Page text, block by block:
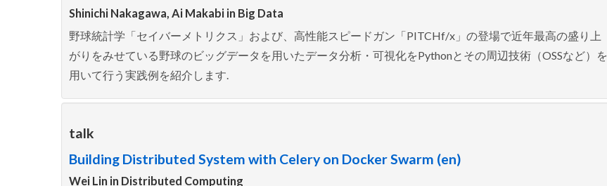
Shinichi Nakagawa, Ai Makabi in Big Data
野球統計学「セイバーメトリクス」および、高性能スピードガン「PITCHf/x」の登場で近年最高の盛り上
がりをみせている野球のビッグデータを用いたデータ分析・可視化をPythonとその周辺技術（OSSなど）を
用いて行う実践例を紹介します.
talk
Building Distributed System with Celery on Docker Swarm (en)
Wei Lin in Distributed Computing